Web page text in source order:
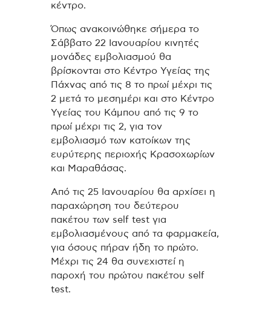
κέντρο.
Όπως ανακοινώθηκε σήμερα το
Σάββατο 22 Ιανουαρίου κινητές
μονάδες εμβολιασμού θα
βρίσκονται στο Κέντρο Υγείας της
Πάχνας από τις 8 το πρωί μέχρι τις
2 μετά το μεσημέρι και στο Κέντρο
Υγείας του Κάμπου από τις 9 το
πρωί μέχρι τις 2, για τον
εμβολιασμό των κατοίκων της
ευρύτερης περιοχής Κρασοχωρίων
και Μαραθάσας.
Από τις 25 Ιανουαρίου θα αρχίσει η
παραχώρηση του δεύτερου
πακέτου των self test για
εμβολιασμένους από τα φαρμακεία,
για όσους πήραν ήδη το πρώτο.
Μέχρι τις 24 θα συνεχιστεί η
παροχή του πρώτου πακέτου self
test.